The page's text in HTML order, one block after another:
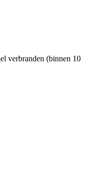
verbranden (binnen 10